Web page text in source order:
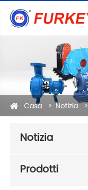
Casa Notizia
Notizia
Prodotti